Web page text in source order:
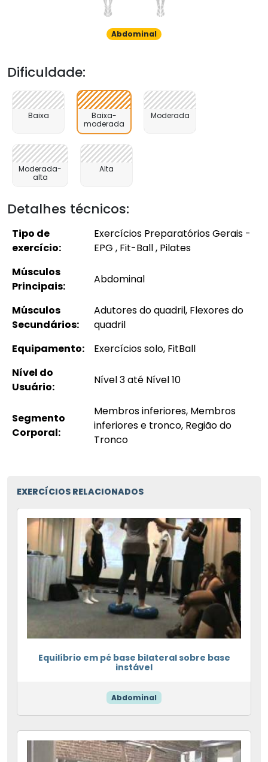
Abdominal
Dificuldade:
Baixa
Baixa-
moderada
Moderada
Moderada-
alta
Alta
Detalhes técnicos:
Tipo de
exercício:
Exercícios Preparatórios Gerais -
EPG , Fit-Ball , Pilates
Músculos
Principais:
Abdominal
Músculos
Secundários:
Adutores do quadril, Flexores do
quadril
Equipamento:
Exercícios solo, FitBall
Nível do
Usuário:
Nível 3 até Nível 10
Segmento
Corporal:
Membros inferiores, Membros
inferiores e tronco, Região do
Tronco
EXERCÍCIOS RELACIONADOS
Equilíbrio em pé base bilateral sobre base
instável
Abdominal